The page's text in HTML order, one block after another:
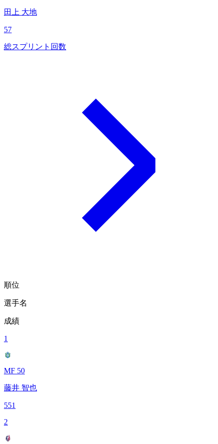
田上 大地
57
総スプリント回数
順位
選手名
成績
1
MF 50
藤井 智也
551
2